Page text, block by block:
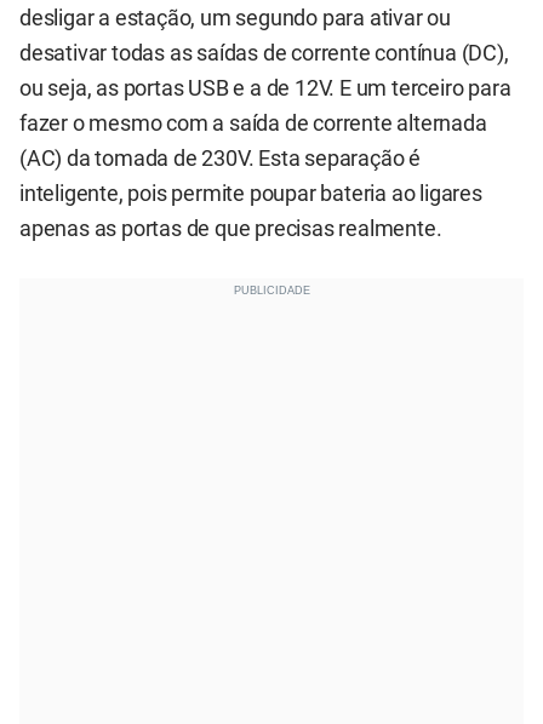
desligar a estação, um segundo para ativar ou
desativar todas as saídas de corrente contínua (DC),
ou seja, as portas USB e a de 12V. E um terceiro para
fazer o mesmo com a saída de corrente alternada
(AC) da tomada de 230V. Esta separação é
inteligente, pois permite poupar bateria ao ligares
apenas as portas de que precisas realmente.